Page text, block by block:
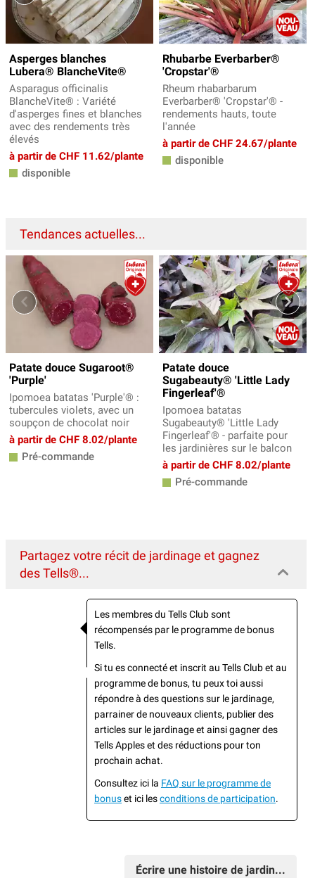
Asperges blanches
Lubera® BlancheVite®
Asparagus officinalis
BlancheVite® : Variété
d'asperges fines et blanches
avec des rendements très
élevés
à partir de CHF 11.62/plante
disponible
Rhubarbe Everbarber®
'Cropstar'®
Rheum rhabarbarum
Everbarber® 'Cropstar'® -
rendements hauts, toute
l'année
à partir de CHF 24.67/plante
disponible
Tendances actuelles...
Patate douce Sugaroot®
'Purple'
Ipomoea batatas 'Purple'® :
tubercules violets, avec un
soupçon de chocolat noir
à partir de CHF 8.02/plante
Pré-commande
Patate douce
Sugabeauty® 'Little Lady
Fingerleaf'®
Ipomoea batatas
Sugabeauty® 'Little Lady
Fingerleaf'® - parfaite pour
les jardinières sur le balcon
à partir de CHF 8.02/plante
Pré-commande
Partagez votre récit de jardinage et gagnez
des Tells®...
Les membres du Tells Club sont
récompensés par le programme de bonus
Tells.
Si tu es connecté et inscrit au Tells Club et au
programme de bonus, tu peux toi aussi
répondre à des questions sur le jardinage,
parrainer de nouveaux clients, publier des
articles sur le jardinage et ainsi gagner des
Tells Apples et des réductions pour ton
prochain achat.
Consultez ici la FAQ sur le programme de
bonuset ici lesconditions de participation.
Écrire une histoire de jardin...